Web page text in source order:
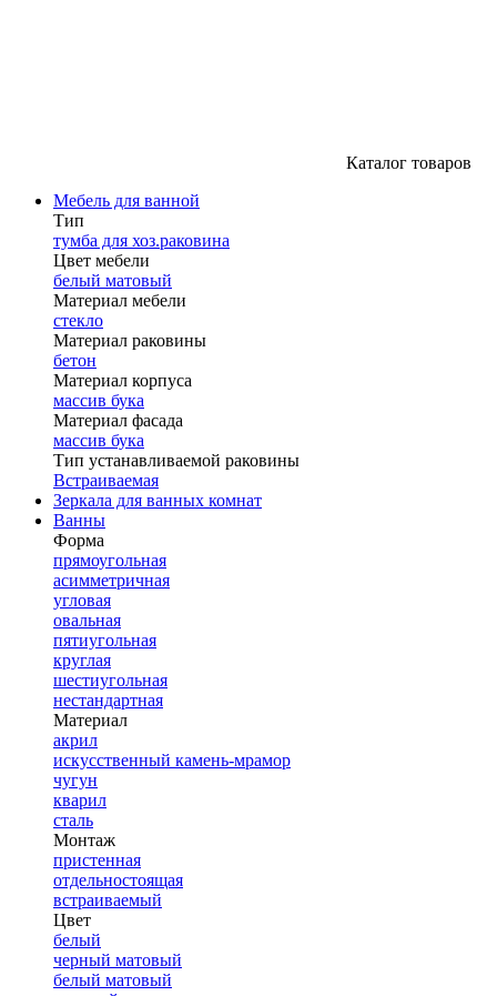
Каталог товаров
Мебель для ванной
Тип
тумба для хоз.раковина
Цвет мебели
белый матовый
Материал мебели
стекло
Материал раковины
бетон
Материал корпуса
массив бука
Материал фасада
массив бука
Тип устанавливаемой раковины
Встраиваемая
Зеркала для ванных комнат
Ванны
Форма
прямоугольная
асимметричная
угловая
овальная
пятиугольная
круглая
шестиугольная
нестандартная
Материал
акрил
искусственный камень-мрамор
чугун
кварил
сталь
Монтаж
пристенная
отдельностоящая
встраиваемый
Цвет
белый
черный матовый
белый матовый